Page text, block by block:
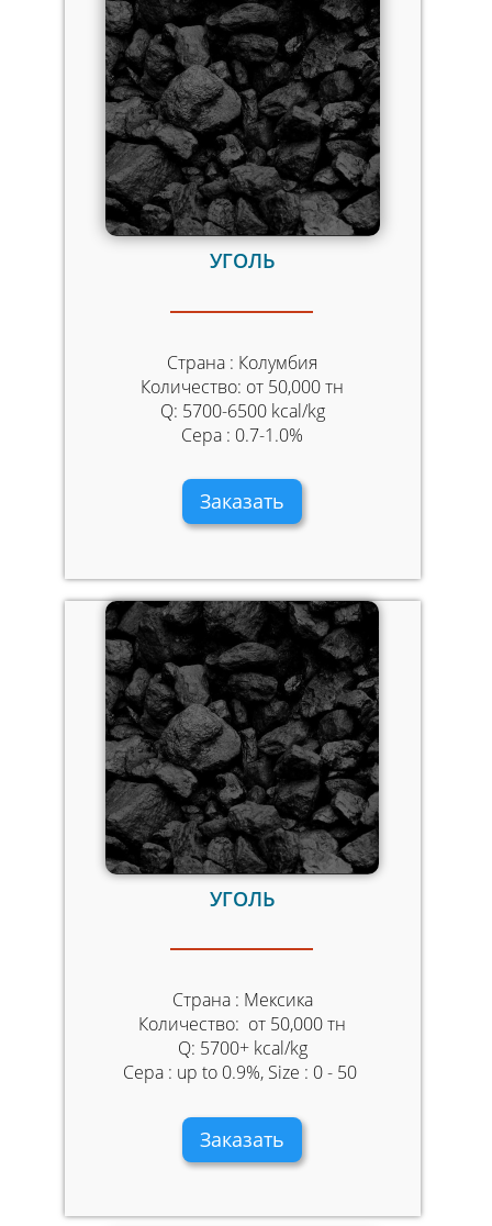
УГОЛЬ
Страна : Колумбия
Количество: от 50,000 тн
Q: 5700-6500 kcal/kg
Сера : 0.7-1.0%
Заказать
УГОЛЬ
Страна : Мексика
Количество: от 50,000 тн
Q: 5700+ kcal/kg
Сера : up to 0.9%, Size : 0 - 50
Заказать